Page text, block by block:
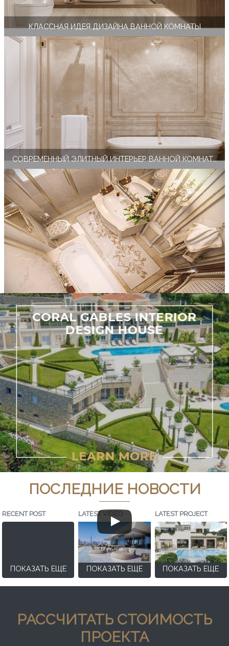
КЛАССНАЯ ИДЕЯ ДИЗАЙНА ВАННОЙ КОМНАТЫ
СОВРЕМЕННЫЙ ЭЛИТНЫЙ ИНТЕРЬЕР ВАННОЙ КОМНАТЫ
ПОСЛЕДНИЕ НОВОСТИ
RECENT POST
ПОКАЗАТЬ ЕЩЕ
LATEST VIDEO
ПОКАЗАТЬ ЕЩЕ
LATEST PROJECT
ПОКАЗАТЬ ЕЩЕ
РАССЧИТАТЬ СТОИМОСТЬ
ПРОЕКТА